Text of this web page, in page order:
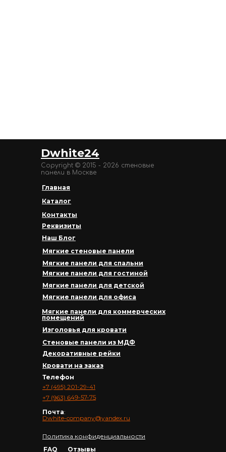
+7 (495) 201-29-41
+7 (963) 649-57-75
Почта:
Dwhite-company@yandex.ru
Политика конфиденциальности
Телефон
FAQ
Мягкие панели для коммерческих
помещений
Изголовья для кровати
Стеновые панели из МДФ
Декоративные рейки
Кровати на заказ
Мягкие стеновые панели
Мягкие панели для гостиной
Мягкие панели для детской
Мягкие панели для офиса
Мягкие панели для спальни
Главная
Каталог
Контакты
Реквизиты
Наш Блог
Отзывы
Copyright © 2015 - 2026 стеновые
панели в Москве
Dwhite24